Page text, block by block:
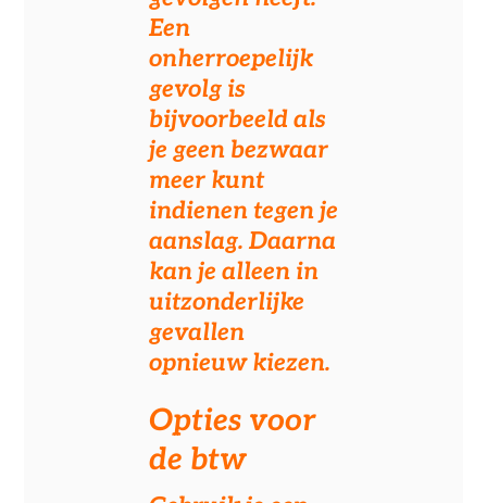
Een
onherroepelijk
gevolg is
bijvoorbeeld als
je geen bezwaar
meer kunt
indienen tegen je
aanslag. Daarna
kan je alleen in
uitzonderlijke
gevallen
opnieuw kiezen.
Opties voor
de btw